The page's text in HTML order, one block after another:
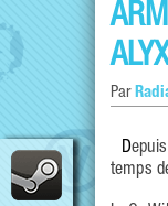
Par
Depuis
temps